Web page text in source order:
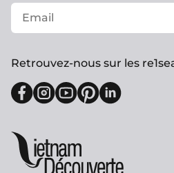
Retrouvez-nous sur les